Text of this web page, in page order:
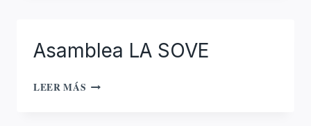
Asamblea LA SOVE
LEER MÁS ASAMBLEA